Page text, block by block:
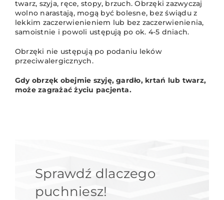
twarz, szyja, ręce, stopy, brzuch. Obrzęki zazwyczaj
wolno narastają, mogą być bolesne, bez świądu z
lekkim zaczerwienieniem lub bez zaczerwienienia,
samoistnie i powoli ustępują po ok. 4-5 dniach.
Obrzęki nie ustępują po podaniu leków
przeciwalergicznych.
Gdy obrzęk obejmie szyję, gardło, krtań lub twarz,
może zagrażać życiu pacjenta.
Sprawdź dlaczego
puchniesz!